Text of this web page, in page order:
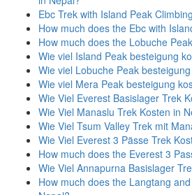
Ebc Trek with Island Peak Climbing
How much does the Ebc with
How much does the Lobuche
Wie viel Island Peak besteigung
Wie viel Lobuche Peak
Wie viel Mera Peak besteigung
Wie Viel Everest Basislager Trek
Wie Viel Manaslu Trek Kosten in
Wie Viel Tsum Valley Trek mit
Wie Viel Everest 3 Pässe Trek
How much does the Everest 3
Wie Viel Annapurna Basislager
How much does the Langtang